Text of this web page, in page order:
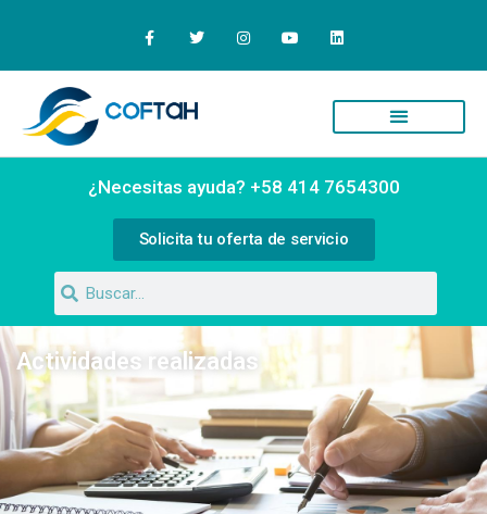
¿Necesitas ayuda? +58 414 7654300
Solicita tu oferta de servicio
Actividades realizadas